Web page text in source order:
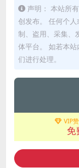
声明： 本站所
创发布。 任何个
制、盗用、采集、
体平台。 如若本
们进行处理。
VIP
免